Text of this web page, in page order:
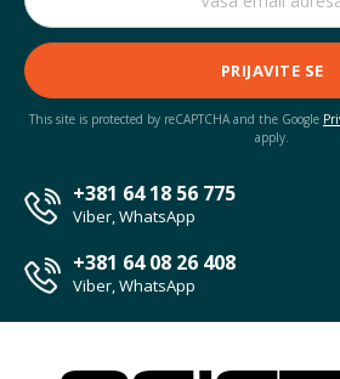
PRIJAVITE SE
This site is protected by reCAPTCHA and the Google
apply.
+381 64 18 56 775
Viber, WhatsApp
+381 64 08 26 408
Viber, WhatsApp